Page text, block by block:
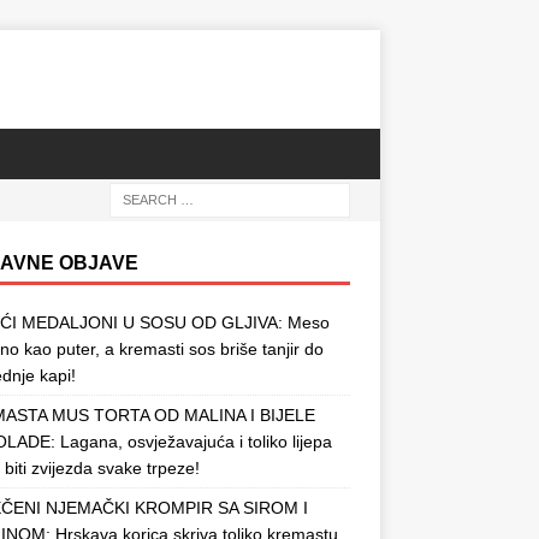
OBJAVE
MEDALJONI U SOSU OD GLJIVA: Meso
kao puter, a kremasti sos briše tanjir do
kapi!
MUS TORTA OD MALINA I BIJELE
Lagana, osvježavajuća i toliko lijepa
biti zvijezda svake trpeze!
NJEMAČKI KROMPIR SA SIROM I
Hrskava korica skriva toliko kremastu